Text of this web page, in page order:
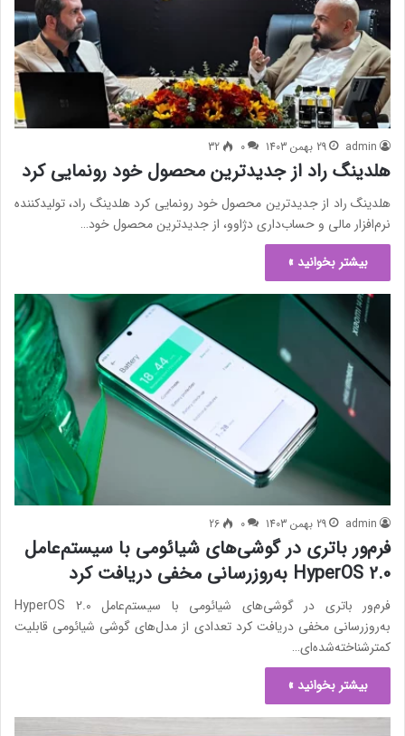
admin 29 بهمن 1403 0
32
هلدینگ راد از جدیدترین محصول خود رونمایی کرد
هلدینگ راد از جدیدترین محصول خود رونمایی کرد هلدینگ راد، تولیدکننده
نرم‌افزار مالی و حساب‌داری دژاوو، از جدیدترین محصول خود…
بیشتر بخوانید »
admin 29 بهمن 1403 0
26
فرم‌ور باتری در گوشی‌های شیائومی با سیستم‌عامل
HyperOS 2.0 به‌روزرسانی مخفی دریافت کرد
فرم‌ور باتری در گوشی‌های شیائومی با سیستم‌عامل HyperOS 2.0
به‌روزرسانی مخفی دریافت کرد تعدادی از مدل‌های گوشی شیائومی قابلیت
کمترشناخته‌شده‌ای…
بیشتر بخوانید »